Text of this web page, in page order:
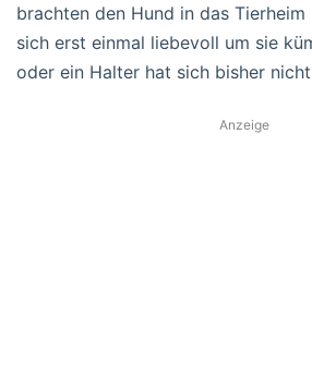
brachten den Hund in das
sich erst einmal liebevoll um sie
oder ein Halter hat sich bisher
Anzeige